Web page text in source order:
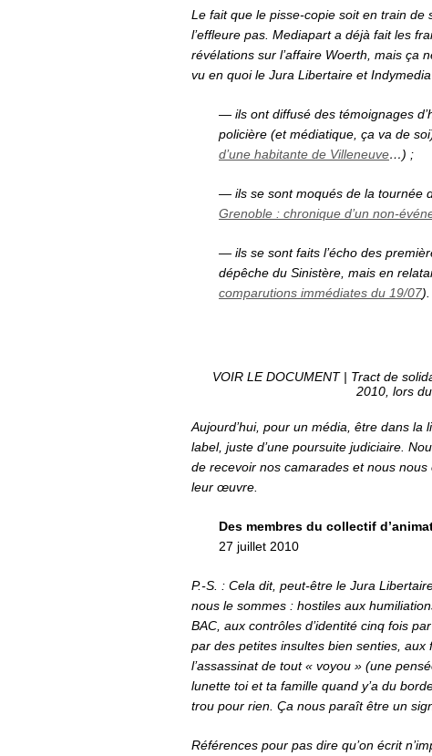
Le fait que le pisse-copie soit en train
l’effleure pas. Mediapart a déjà fait les
révélations sur l’affaire Woerth, mais ça
vu en quoi le Jura Libertaire et
— ils ont diffusé des témoignages
policière (et médiatique, ça va de
d’une habitante de Villeneuve…) ;
— ils se sont moqués de la tournée
Grenoble : chronique d’un non-
— ils se sont faits l’écho des
dépêche du Sinistère, mais en
comparutions immédiates du 19/07).
VOIR LE DOCUMENT | Tract de
2010, lors
Aujourd’hui, pour un média, être dans la
label, juste d’une poursuite judiciaire.
de recevoir nos camarades et nous
leur œuvre.
Des membres du collectif
27 juillet 2010
P.-S. : Cela dit, peut-être le Jura
nous le sommes : hostiles aux
BAC, aux contrôles d’identité cinq fois
par des petites insultes bien senties,
l’assassinat de tout « voyou » (une
lunette toi et ta famille quand y’a du
trou pour rien. Ça nous paraît être un
Références pour pas dire qu’on écrit